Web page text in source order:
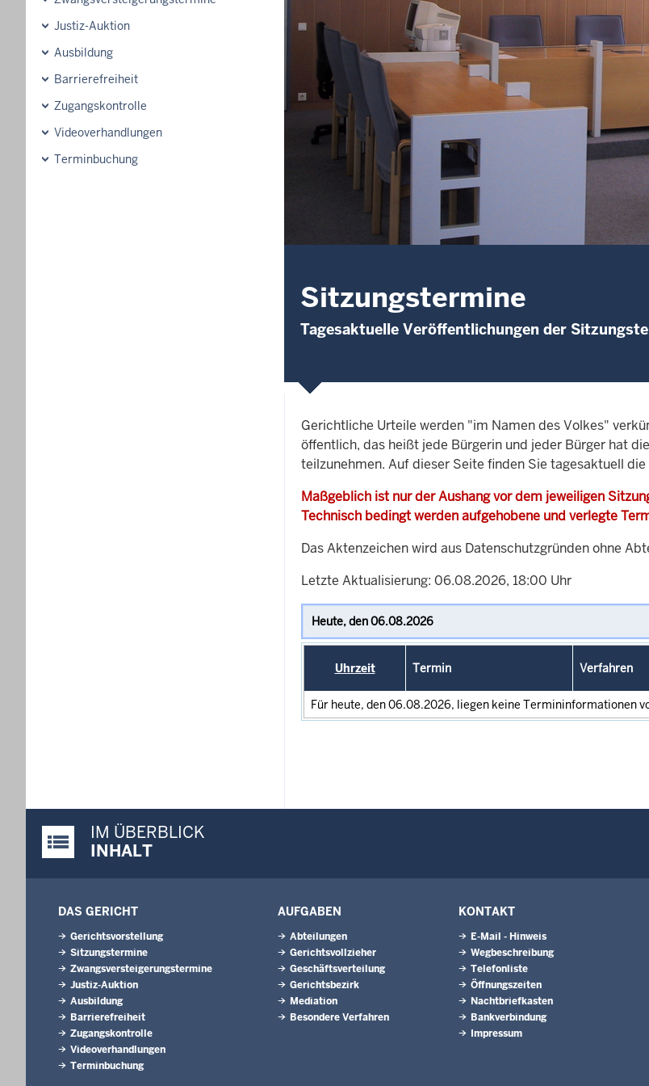
Justiz-Auktion
Ausbildung
Barrierefreiheit
Zugangskontrolle
Videoverhandlungen
Terminbuchung
Sitzungstermine
Tagesaktuelle Veröffentlichungen der
Gerichtliche Urteile werden "im Namen des Volkes"
öffentlich, das heißt jede Bürgerin und jeder Bürger hat
teilzunehmen. Auf dieser Seite finden Sie tagesaktuell
Maßgeblich ist nur der Aushang vor dem jeweiligen
Technisch bedingt werden aufgehobene und verlegte
Das Aktenzeichen wird aus Datenschutzgründen ohne
Letzte Aktualisierung: 06.08.2026, 18:00 Uhr
Uhrzeit Termin Verfahren
Für heute, den 06.08.2026, liegen keine Termininformationen
Justiz-Portal im Überblick:
IM ÜBERBLICK
INHALT
DAS GERICHT
Gerichtsvorstellung
Sitzungstermine
Zwangsversteigerungs­termine
Justiz-Auktion
Ausbildung
Barrierefreiheit
Zugangskontrolle
Videoverhandlungen
Terminbuchung
AUFGABEN
Abteilungen
Gerichtsvollzieher
Geschäftsverteilung
Gerichtsbezirk
Mediation
Besondere Verfahren
KONTAKT
E-Mail - Hinweis
Wegbeschreibung
Telefonliste
Öffnungszeiten
Nachtbriefkasten
Bankverbindung
Impressum